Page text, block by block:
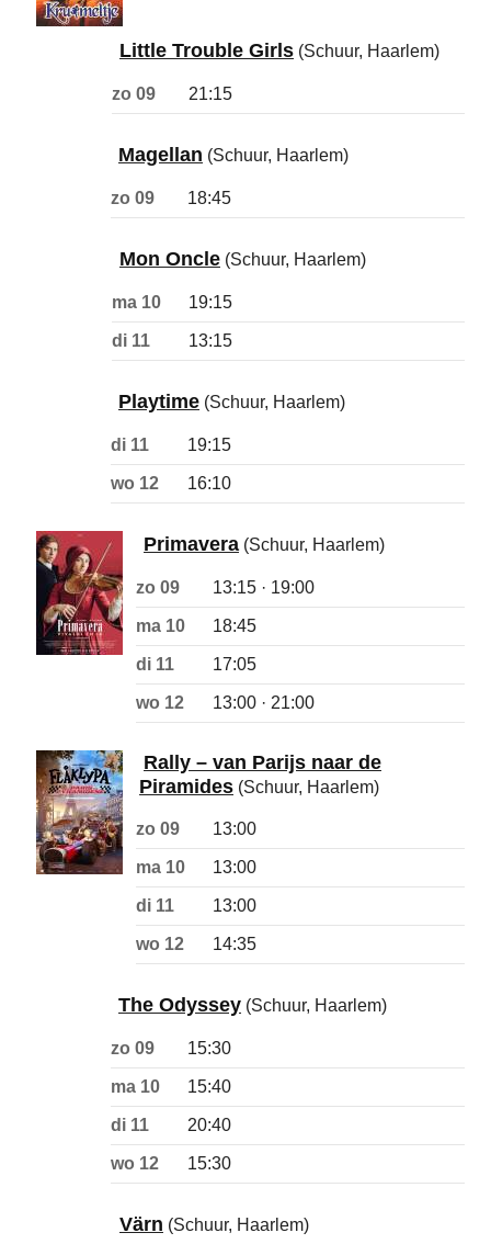
Little Trouble Girls (Schuur, Haarlem)
zo 09 21:15
Magellan (Schuur, Haarlem)
zo 09 18:45
Mon Oncle (Schuur, Haarlem)
ma 10 19:15
di 11 13:15
Playtime (Schuur, Haarlem)
di 11 19:15
wo 12 16:10
Primavera (Schuur, Haarlem)
zo 09 13:15 · 19:00
ma 10 18:45
di 11 17:05
wo 12 13:00 · 21:00
Rally – van Parijs naar de
Piramides (Schuur, Haarlem)
zo 09 13:00
ma 10 13:00
di 11 13:00
wo 12 14:35
The Odyssey (Schuur, Haarlem)
zo 09 15:30
ma 10 15:40
di 11 20:40
wo 12 15:30
Värn (Schuur, Haarlem)